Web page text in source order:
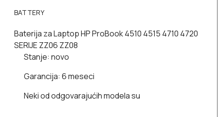
BATTERY
Baterija za Laptop HP ProBook 4510 4515 4710 4720
SERIJE ZZ06 ZZ08
Stanje: novo
Garancija: 6 meseci
Neki od odgovarajućih modela su